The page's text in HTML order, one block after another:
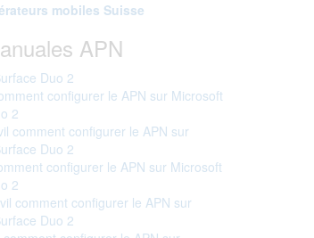
mobiles Suisse
APN
Duo 2
configurer le APN sur Microsoft
2
comment configurer le APN sur
Duo 2
configurer le APN sur Microsoft
2
comment configurer le APN sur
Duo 2